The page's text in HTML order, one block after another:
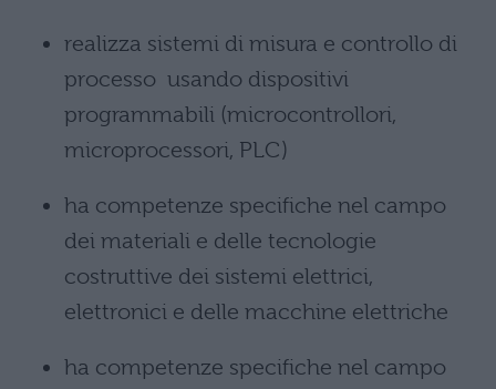
realizza sistemi di misura e controllo di
processo usando dispositivi
programmabili (microcontrollori,
microprocessori, PLC)
ha competenze specifiche nel campo
dei materiali e delle tecnologie
costruttive dei sistemi elettrici,
elettronici e delle macchine elettriche
ha competenze specifiche nel campo